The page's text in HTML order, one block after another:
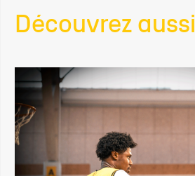
Découvrez aussi